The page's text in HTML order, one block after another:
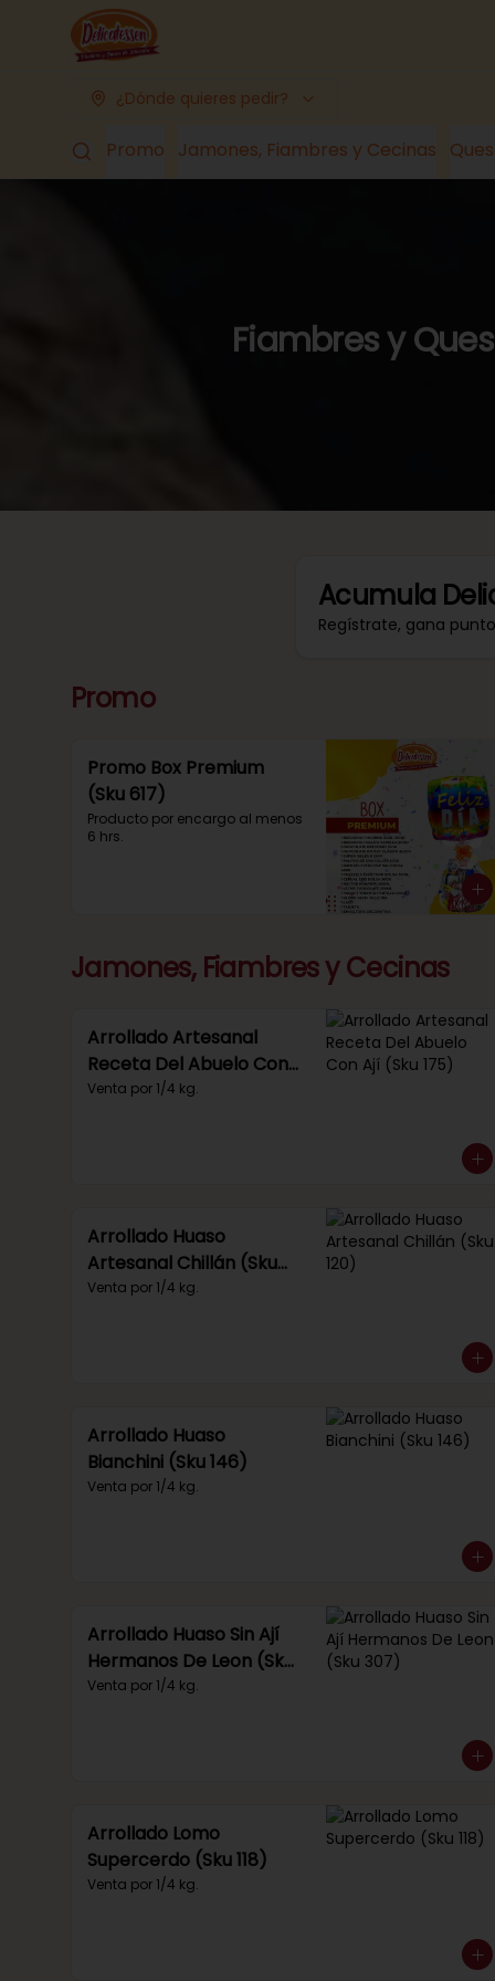
¿Dónde quieres pedir?
Promo Jamones, Fiambres y Cecinas
Fiambres y
Acumula
Regístrate, gana
Promo
Promo Box Premium
(Sku 617)
Producto por encargo al menos
6 hrs.
Jamones, Fiambres y Cecinas
Arrollado Artesanal
Receta Del Abuelo Con
Ají (Sku 175)
Venta por 1/4 kg.
Arrollado Huaso
Artesanal Chillán (Sku
120)
Venta por 1/4 kg.
Arrollado Huaso
Bianchini (Sku 146)
Venta por 1/4 kg.
Arrollado Huaso Sin Ají
Hermanos De Leon (Sku
307)
Venta por 1/4 kg.
Arrollado Lomo
Supercerdo (Sku 118)
Venta por 1/4 kg.